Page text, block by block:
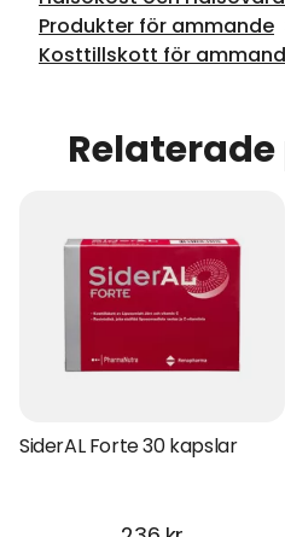
Produkter för ammande
Kosttillskott för
SiderAL Forte 30 kapslar